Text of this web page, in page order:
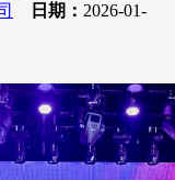
日期： 2026-01-